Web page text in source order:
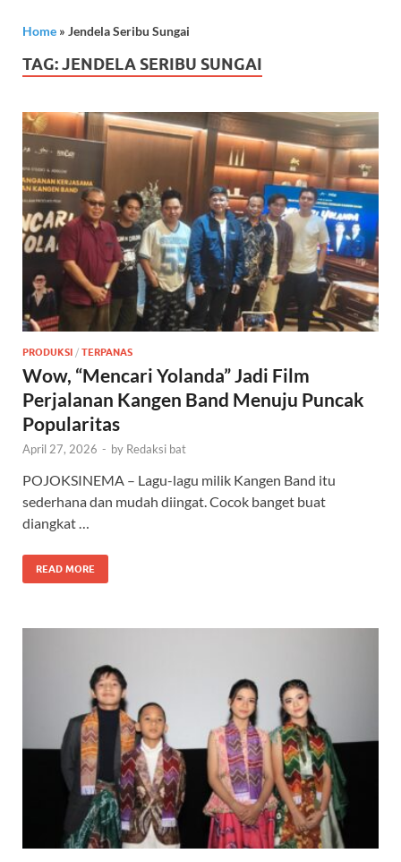
Home » Jendela Seribu Sungai
TAG:JENDELA SERIBU SUNGAI
PRODUKSI / TERPANAS
Wow, “Mencari Yolanda” Jadi Film
Perjalanan Kangen Band Menuju Puncak
Popularitas
April 27, 2026 - by Redaksi bat
POJOKSINEMA – Lagu-lagu milik Kangen Band itu
sederhana dan mudah diingat. Cocok banget buat
diangkat …
READ MORE